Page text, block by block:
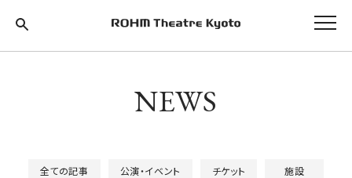
NEWS
全ての記事 公演・イベント チケット 施設